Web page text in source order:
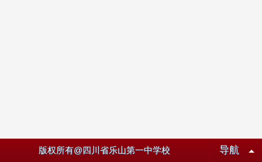
版权所有@四川省乐山第一中学校 导航